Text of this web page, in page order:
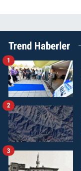
Trend Haberler
1
2
3